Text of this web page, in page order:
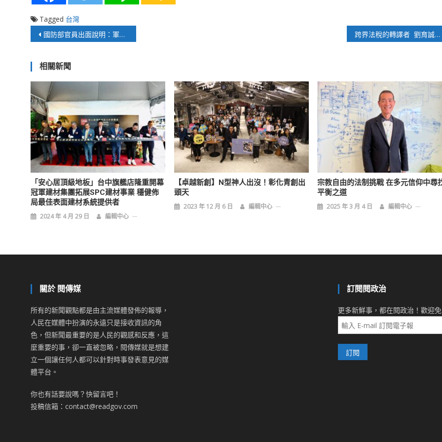
Tagged 台灣
文
導
覽
國防部官員出面說明：軍購透明度與特別預算爭議 跨界法稅的轉譯者 劉育誠以「金融、法制、稅制」三本柱 打破專業盲區
相關新聞
「安心居頂級地板」台中旗艦店隆重開幕
冠軍建材集團拓展SPC建材事業 穩健佈
局最佳表面建材系統提供者
2024 年 4 月 29 日 編輯中心
【卓越新創】N型神人出沒！彰化青創出
頭天
2023 年 12 月 6 日 編輯中心
宗教自由的法制挑戰 在多元信仰中尋
平衡之道
2025 年 3 月 4 日 編輯中心
關於 閱傳媒
所有的新聞觀點都是由主流媒體發佈的報導，
人民在媒體中扮演的永遠只是接收資訊的角
色，但新聞最重要的是人民的觀感和反應，這
麼重要的事，卻一直被忽略，閱傳媒就是想建
立一個讓任何人都可以針對時事發表意見的媒
體平台。
你也有話要說嗎？快留言吧！
投稿信箱：contact@readgov.com
訂閱閱政治
更多新鮮事，都在閱政治！歡迎